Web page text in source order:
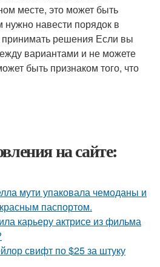
месте, это может быть
нужно навести порядок в
принимать решения Если вы
вариантами и не можете
быть признаком того, что
на сайте:
мути упаковала чемоданы и
паспортом.
карьеру актрисе из фильма
свифт по $25 за штуку